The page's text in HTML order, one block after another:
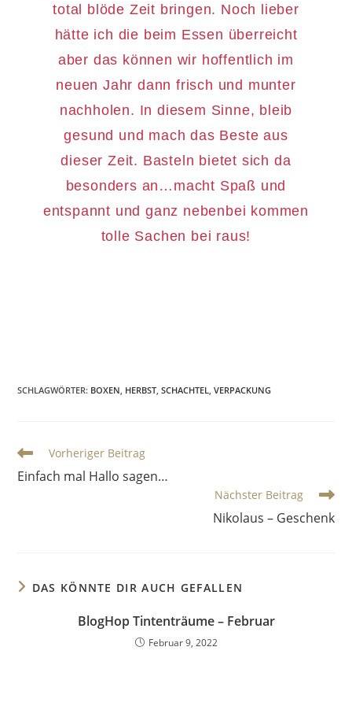
total blöde Zeit bringen. Noch lieber
hätte ich die beim Essen überreicht
aber das können wir hoffentlich im
neuen Jahr dann frisch und munter
nachholen. In diesem Sinne, bleib
gesund und mach das Beste aus
dieser Zeit. Basteln bietet sich da
besonders an…macht Spaß und
entspannt und ganz nebenbei kommen
tolle Sachen bei raus!
SCHLAGWÖRTER: BOXEN HERBST SCHACHTEL VERPACKUNG
Vorheriger Beitrag
Einfach mal Hallo sagen…
Nächster Beitrag
Nikolaus – Geschenk
DAS KÖNNTE DIR AUCH GEFALLEN
BlogHop Tintenträume – Februar
Februar 9, 2022